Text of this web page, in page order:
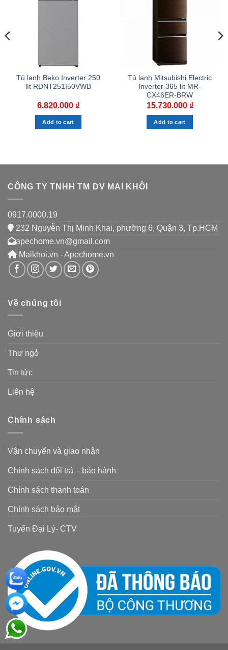
Tủ lạnh Beko Inverter 250
lít RDNT251I50VWB
6.820.000 ₫
Add to cart
Tủ lạnh Mitsubishi Electric
Inverter 365 lít MR-
CX46ER-BRW
15.730.000 ₫
Add to cart
CÔNG TY TNHH TM DV MAI KHÔI
0917.0000.19
232 Nguyễn Thị Minh Khai, phường 6, Quận 3, Tp.HCM
apechome.vn@gmail.com
Maikhoi.vn - Apechome.vn
Về chúng tôi
Giới thiệu
Thư ngỏ
Tin tức
Liên hệ
Chính sách
Vận chuyển và giao nhận
Chính sách đổi trả – bảo hành
Chính sách thanh toán
Chính sách bảo mật
Tuyển Đại Lý- CTV